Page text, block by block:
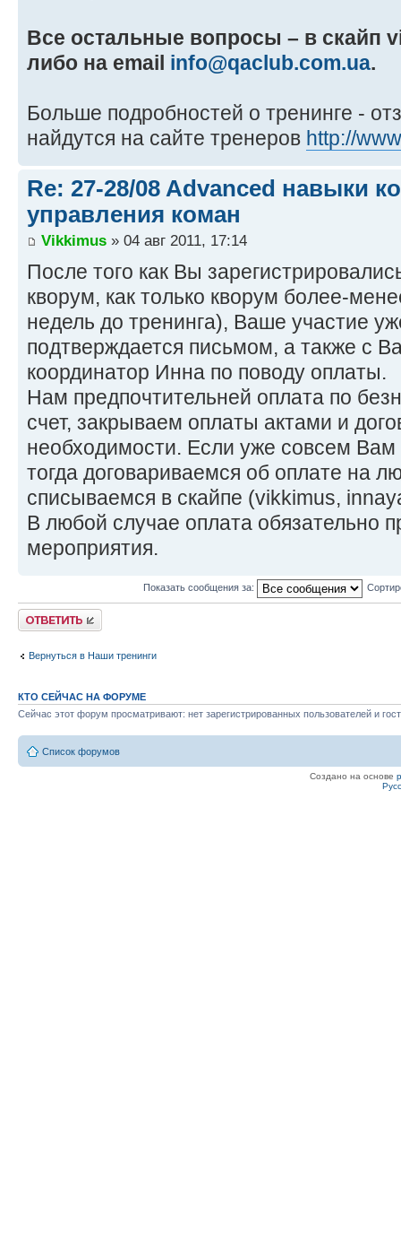
Все остальные вопросы – в скайп
либо на email info@qaclub.com.ua.
Больше подробностей о тренинге -
найдутся на сайте тренеров http://
Re: 27-28/08 Advanced навыки
управления коман
Vikkimus » 04 авг 2011, 17:14
После того как Вы
кворум, как только кворум более-
недель до тренинга), Ваше участие
подтверждается письмом, а также с
координатор Инна по поводу оплаты.
Нам предпочтительней оплата по
счет, закрываем оплаты актами и
необходимости. Если уже совсем Вам
тогда договариваемся об оплате на
списываемся в скайпе (vikkimus,
В любой случае оплата обязательно
мероприятия.
Показать сообщения за:
Ответить
Вернуться в Наши тренинги
КТО СЕЙЧАС НА ФОРУМЕ
Сейчас этот форум просматривают: нет зарегистрированных пользователей и
Список форумов
Создано на основе